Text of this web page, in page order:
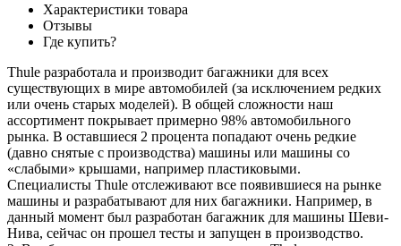
Характеристики товара
Отзывы
Где купить?
Thule разработала и производит багажники для всех
существующих в мире автомобилей (за исключением редких
или очень старых моделей). В общей сложности наш
ассортимент покрывает примерно 98% автомобильного
рынка. В оставшиеся 2 процента попадают очень редкие
(давно снятые с производства) машины или машины со
«слабыми» крышами, например пластиковыми.
Специалисты Thule отслеживают все появившиеся на рынке
машины и разрабатывают для них багажники. Например, в
данный момент был разработан багажник для машины Шеви-
Нива, сейчас он прошел тесты и запущен в производство.